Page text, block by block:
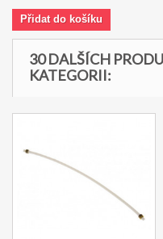
Přidat do košíku
30 DALŠÍCH
KATEGORII: